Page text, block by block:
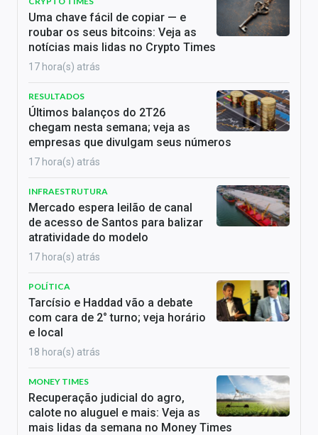
Uma chave fácil de copiar — e
roubar os seus bitcoins: Veja as
notícias mais lidas no Crypto Times
17 hora(s) atrás
RESULTADOS
Últimos balanços do 2T26
chegam nesta semana; veja as
empresas que divulgam seus números
17 hora(s) atrás
INFRAESTRUTURA
Mercado espera leilão de canal
de acesso de Santos para balizar
atratividade do modelo
17 hora(s) atrás
POLÍTICA
Tarcísio e Haddad vão a debate
com cara de 2° turno; veja horário
e local
18 hora(s) atrás
MONEY TIMES
Recuperação judicial do agro,
calote no aluguel e mais: Veja as
mais lidas da semana no Money Times